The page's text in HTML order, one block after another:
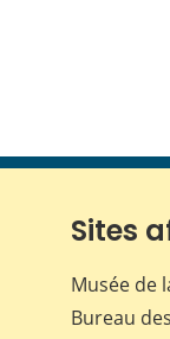
Sites
Musée de
Bureau